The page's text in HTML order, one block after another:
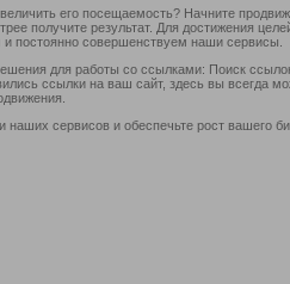
его посещаемость? Начните
получите результат. Для достижения
постоянно совершенствуем наши сервисы.
для работы со ссылками: Поиск
ссылки на ваш сайт, здесь вы всегда
наших сервисов и обеспечьте рост вашего